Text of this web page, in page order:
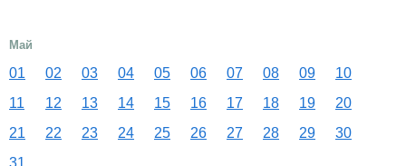
Май
01 02 03 04 05 06 07 08 09
10
11
12 13 14 15 16 17 18 19
20
21
22 23 24 25 26 27 28 29
30
31